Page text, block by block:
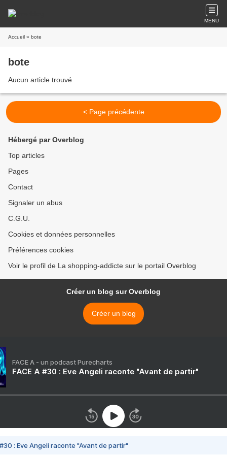
MENU
Accueil » bote
bote
Aucun article trouvé
< Page précédente
Hébergé par Overblog
Top articles
Pages
Contact
Signaler un abus
C.G.U.
Cookies et données personnelles
Préférences cookies
Voir le profil de La shopping-addicte sur le portail Overblog
Créer un blog sur Overblog
Créer un blog
FACE A - un podcast Purecharts
FACE A #30 : Eve Angeli raconte "Avant de partir"
#30 : Eve Angeli raconte "Avant de partir"